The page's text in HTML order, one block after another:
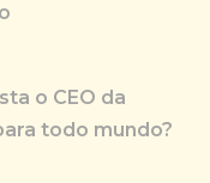
o CEO da
todo mundo?